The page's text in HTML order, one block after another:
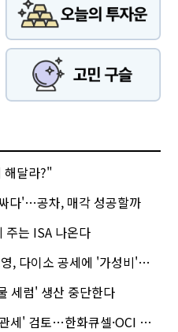
해달라?"
다'…공차, 매각 성공할까
주는 ISA 나온다
이소 공세에 '가성비'로 맞불
세럼' 생산 중단한다
토…한화큐셀·OCI 영향은?